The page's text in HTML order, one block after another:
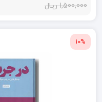
1,500,000 ریال
10%